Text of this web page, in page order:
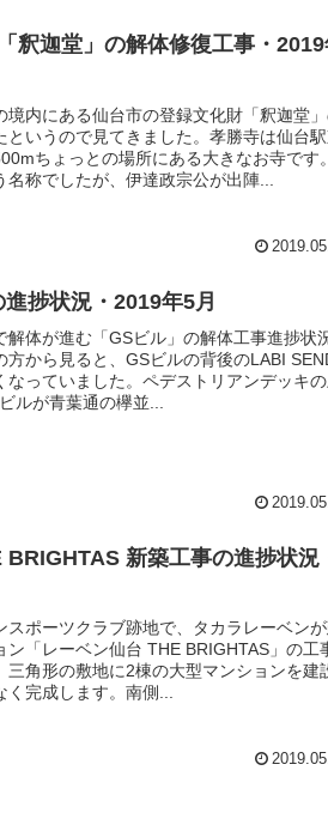
釈迦堂」の解体修復工事・
境内にある仙台市の登録文化財「釈迦堂
というので見てきました。孝勝寺は仙台
ちょっとの場所にある大きなお寺です。
称でしたが、伊達政宗公が出陣...
捗状況・2019年5月
解体が進む「GSビル」の解体工事進捗状
方から見ると、GSビルの背後のLABI
なっていました。ペデストリアンデッキの
ルが青葉通の欅並...
新築工事の進捗状況
スポーツクラブ跡地で、タカラレーベン
ン「レーベン仙台 THE BRIGHTAS」の工
三角形の敷地に2棟の大型マンションを建
完成します。南側...